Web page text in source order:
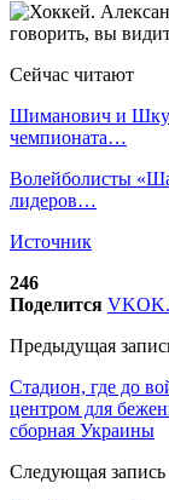
Сейчас читают
Шиманович и
чемпионата…
Волейболисты
лидеров…
Источник
246
Поделится VK
Предыдущая
Стадион, где до
центром для
сборная Украины
Следующая запись